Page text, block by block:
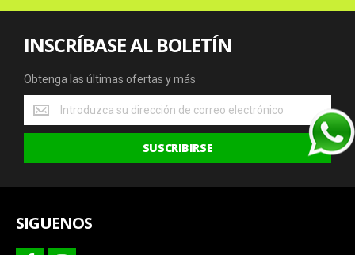
INSCRÍBASE AL BOLETÍN
Obtenga las últimas ofertas y más
Obtenga
las
últimas
y
SUSCRIBIRSE
SIGUENOS